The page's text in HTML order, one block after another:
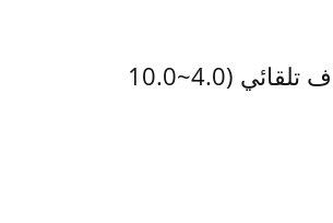
مفك هواء مع إيقاف تلقائي (4.0~10.0